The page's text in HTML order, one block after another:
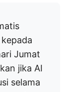
Jumat
jika AI
selama